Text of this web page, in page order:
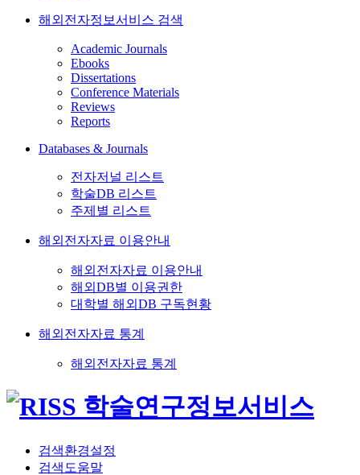
해외전자정보서비스 검색
Academic Journals
Ebooks
Dissertations
Conference Materials
Reviews
Reports
Databases & Journals
전자저널 리스트
학술DB 리스트
주제별 리스트
해외전자자료 이용안내
해외전자자료 이용안내
해외DB별 이용권한
대학별 해외DB 구독현황
해외전자자료 통계
해외전자자료 통계
검색환경설정
검색도움말